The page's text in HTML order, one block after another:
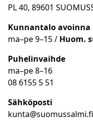
PL 40, 89601
Kunnantalo avoinna
ma–pe 9–15 / Huom.
Puhelinvaihde
ma–pe 8–16
08 6155 5 51
Sähköposti
kunta@suomussalmi.fi